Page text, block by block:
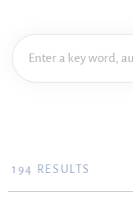
Practice area
194 RESULTS